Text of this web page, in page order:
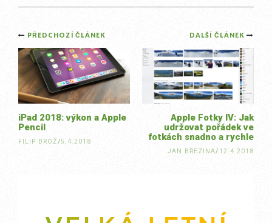
Post
navigation
DALŠÍ ČLÁNEK
Apple Fotky IV: Jak
udržovat pořádek ve
fotkách snadno a rychle
JAN BŘEZINA/ 12.4.2018
PŘEDCHOZÍ ČLÁNEK
iPad 2018: výkon a Apple
Pencil
FILIP BROŽ/5.4.2018